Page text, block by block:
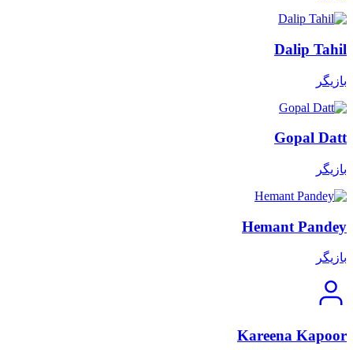
Dalip Tahil
بازیگر
Gopal Datt
بازیگر
Hemant Pandey
بازیگر
Kareena Kapoor